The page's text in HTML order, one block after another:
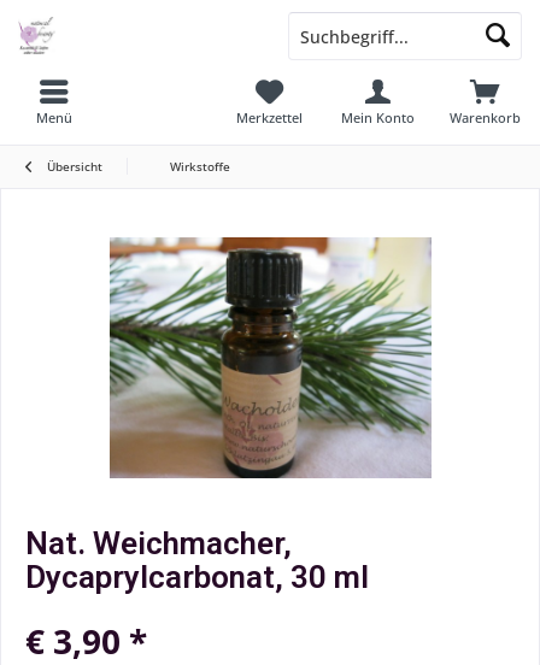
Menü Warenkorb
Merkzettel Mein Konto
Übersicht Wirkstoffe
Nat. Weichmacher,
Dycaprylcarbonat, 30 ml
€ 3,90 *